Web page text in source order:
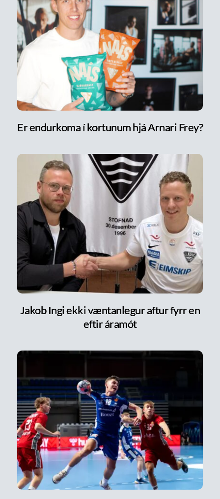
Er endurkoma í kortunum hjá Arnari Frey?
Jakob Ingi ekki væntanlegur aftur fyrr en
eftir áramót